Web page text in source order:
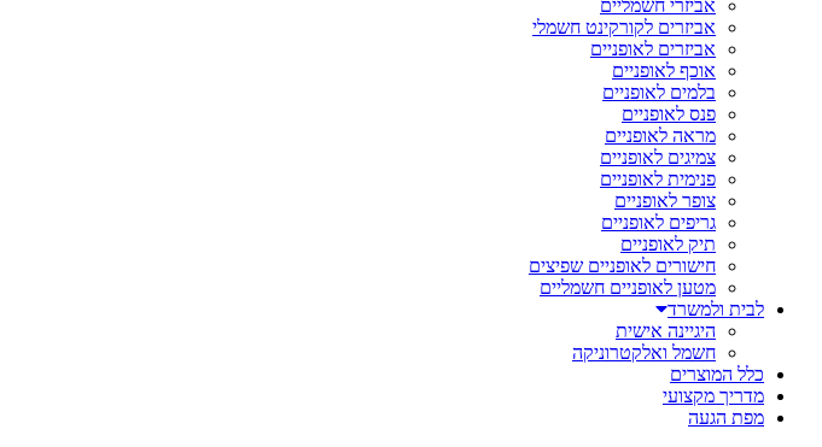
אביזרי חשמליים
אביזרים לקורקינט חשמלי
אביזרים לאופניים
אוכף לאופניים
בלמים לאופניים
פנס לאופניים
מראה לאופניים
צמיגים לאופניים
פנימית לאופניים
צופר לאופניים
גריפים לאופניים
תיק לאופניים
חישורים לאופניים שפיצים
מטען לאופניים חשמליים
לבית ולמשרד
היגיינה אישית
חשמל ואלקטרוניקה
כלל המוצרים
מדריך מקצועי
מפת הגעה